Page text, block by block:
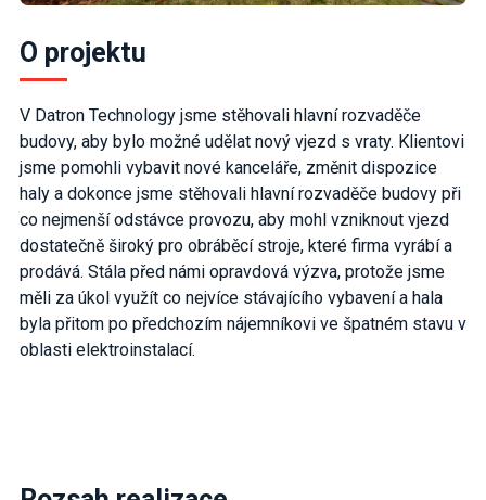
O projektu
V Datron Technology jsme stěhovali hlavní rozvaděče
budovy, aby bylo možné udělat nový vjezd s vraty. Klientovi
jsme pomohli vybavit nové kanceláře, změnit dispozice
haly a dokonce jsme stěhovali hlavní rozvaděče budovy při
co nejmenší odstávce provozu, aby mohl vzniknout vjezd
dostatečně široký pro obráběcí stroje, které firma vyrábí a
prodává. Stála před námi opravdová výzva, protože jsme
měli za úkol využít co nejvíce stávajícího vybavení a hala
byla přitom po předchozím nájemníkovi ve špatném stavu v
oblasti elektroinstalací.